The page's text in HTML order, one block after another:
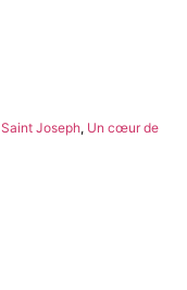
Saint Joseph, Un cœur de